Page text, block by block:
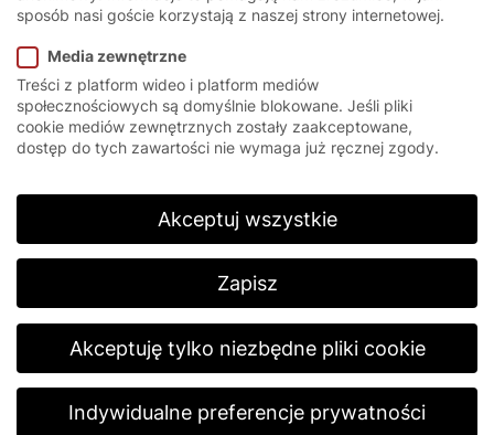
Rodzaj bramy
Brama wewnętrzna
Krok 2
Obszar zastosowania
Ochrona maszyn
sposób nasi goście korzystają z naszej strony internetowej.
Media zewnętrzne
Treści z platform wideo i platform mediów
społecznościowych są domyślnie blokowane. Jeśli pliki
cookie mediów zewnętrznych zostały zaakceptowane,
dostęp do tych zawartości nie wymaga już ręcznej zgody.
Akceptuj wszystkie
Zapisz
Akceptuję tylko niezbędne pliki cookie
Indywidualne preferencje prywatności